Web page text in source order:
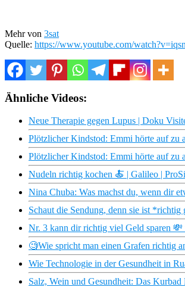
Mehr von 3sat
Quelle: https://www.youtube.com/
Ähnliche Videos:
Neue Therapie gegen Lupus | Doku
Plötzlicher Kindstod: Emmi hörte auf
Plötzlicher Kindstod: Emmi hörte auf
Nudeln richtig kochen 🍝 | Galileo |
Nina Chuba: Was machst du, wenn dir
Schaut die Sendung, denn sie ist
Nr. 3 kann dir richtig viel Geld sparen 💸
🧐Wie spricht man einen Grafen richtig
Wie Technologie in der Gesundheit in
Salz, Wein und Gesundheit: Das